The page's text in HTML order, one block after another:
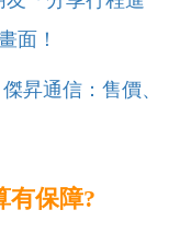
面！
昇通信：售價、
有保障?